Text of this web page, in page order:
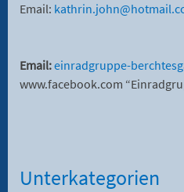
Email:
Email:einradgruppe-
www.facebook.com
Unterkategorien